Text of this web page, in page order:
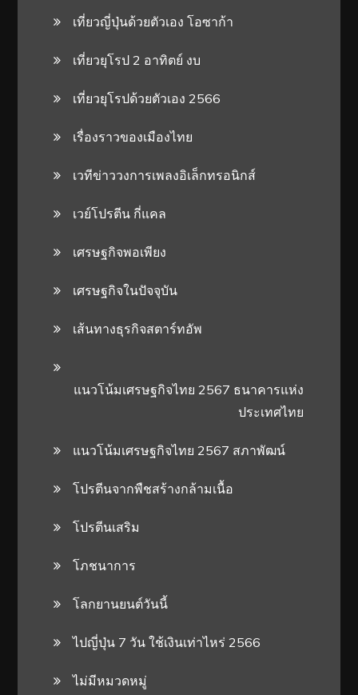
เที่ยวญี่ปุ่นด้วยตัวเอง โอซาก้า
เที่ยวยุโรป 2 อาทิตย์ งบ
เที่ยวยุโรปด้วยตัวเอง 2566
เรื่องราวของเมืองไทย
เวทีข่าววงการเพลงอิเล็กทรอนิกส์
เวย์โปรตีน กี่แคล
เศรษฐกิจพอเพียง
เศรษฐกิจในปัจจุบัน
เส้นทางธุรกิจสตาร์ทอัพ
แนวโน้มเศรษฐกิจไทย 2567 ธนาคารแห่ง
ประเทศไทย
แนวโน้มเศรษฐกิจไทย 2567 สภาพัฒน์
โปรตีนจากพืชสร้างกล้ามเนื้อ
โปรตีนเสริม
โภชนาการ
โลกยานยนต์วันนี้
ไปญี่ปุ่น 7 วัน ใช้เงินเท่าไหร่ 2566
ไม่มีหมวดหมู่